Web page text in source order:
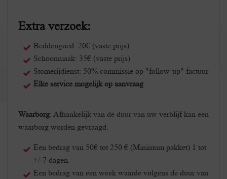
Extra verzoek:
Beddengoed: 20€ (vaste prijs)
Schoonmaak: 35€ (vaste prijs)
Stomerijdienst: 50% commissie op "follow-up" factuur
Elke service mogelijk op aanvraag
Waarborg: Afhankelijk van de duur van uw verblijf kan een
waarborg worden gevraagd.
Een bedrag van 50€ tot 250 € (Minimum pakket) 1 tot
+/-7 dagen.
Een bedrag van een week waarde volgens de duur van